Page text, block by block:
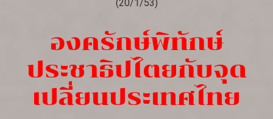
องครักษ์พิทักษ์
ประชาธิปไตยกับจุด
เปลี่ยนประเทศไทย